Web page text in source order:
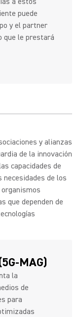
puede
y el partner
que le prestará
y alianzas
de la innovación
capacidades de
de los
que dependen de
MAG)
la
de
para